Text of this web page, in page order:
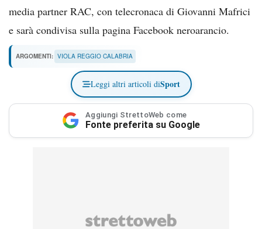
media partner RAC, con telecronaca di Giovanni Mafrici
e sarà condivisa sulla pagina Facebook neroarancio.
ARGOMENTI: VIOLA REGGIO CALABRIA
Leggi altri articoli diSport
Aggiungi StrettoWeb come
Fonte preferita su Google